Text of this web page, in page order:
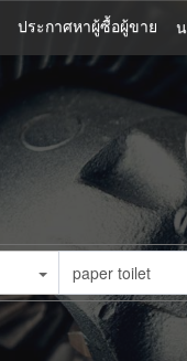
ประกาศหาผู้ซื้อผู้ขาย